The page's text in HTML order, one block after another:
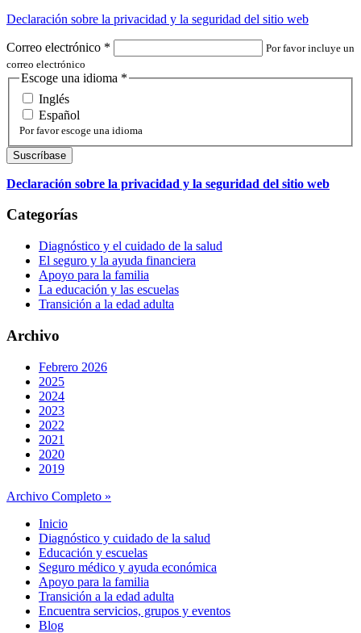
Declaración sobre la privacidad y la seguridad del sitio web
Correo electrónico *
Por favor incluye un
correo electrónico
Escoge una idioma *
Inglés
Español
Por favor escoge una idioma
Declaración sobre la privacidad y la seguridad del sitio web
Categorías
Diagnóstico y el cuidado de la salud
El seguro y la ayuda financiera
Apoyo para la familia
La educación y las escuelas
Transición a la edad adulta
Archivo
Febrero 2026
2025
2024
2023
2022
2021
2020
2019
Archivo Completo »
Inicio
Diagnóstico y cuidado de la salud
Educación y escuelas
Seguro médico y ayuda económica
Apoyo para la familia
Transición a la edad adulta
Encuentra servicios, grupos y eventos
Blog